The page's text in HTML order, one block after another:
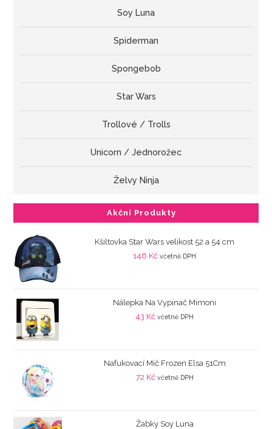
Soy Luna
Spiderman
Spongebob
Star Wars
Trollové / Trolls
Unicorn / Jednorožec
Želvy Ninja
Akční Produkty
Kšiltovka Star Wars velikost 52 a 54 cm
146 Kč včetně DPH
Nálepka Na Vypínač Mimoni
43 Kč včetně DPH
Nafukovací Míč Frozen Elsa 51Cm
72 Kč včetně DPH
Žabky Soy Luna